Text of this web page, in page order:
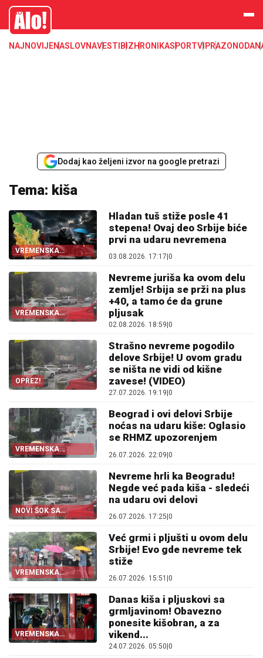
Alo
NAJNOVIJENASLOVNAVESTI BIZHRONIKASPORTVIPRAZONODA
Dodaj kao željeni izvor na google pretrazi
Tema: kiša
VREMENSKA
PROGNOZA
Hladan tuš stiže posle 41
stepena! Ovaj deo Srbije biće
prvi na udaru nevremena
03.08.2026. 17:17 0
VREMENSKA
PROGNOZA
Nevreme juriša ka ovom delu
zemlje! Srbija se prži na plus
+40, a tamo će da grune
pljusak
02.08.2026. 18:59 0
OPREZ!
Strašno nevreme pogodilo
delove Srbije! U ovom gradu
se ništa ne vidi od kišne
zavese! (VIDEO)
27.07.2026. 19:19 0
VREMENSKA
PROGNOZA
Beograd i ovi delovi Srbije
noćas na udaru kiše: Oglasio
se RHMZ upozorenjem
26.07.2026. 22:09|0
NOVI ŠOK SA
VREMENOM
Nevreme hrli ka Beogradu!
Negde već pada kiša - sledeći
na udaru ovi delovi
26.07.2026. 17:25|0
VREMENSKA
PROGNOZA
Već grmi i pljušti u ovom delu
Srbije! Evo gde nevreme tek
stiže
26.07.2026. 15:51 0
VREMENSKA
PROGNOZA
Danas kiša i pljuskovi sa
grmljavinom! Obavezno
ponesite kišobran, a za
vikend...
24.07.2026. 05:50 0